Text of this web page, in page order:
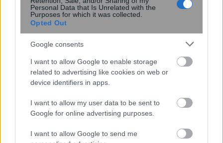
Personal Data that Is Unrelated with the
Purposes for which it was collected.
Opted Out
Google consents
I want to allow Google to enable storage
related to advertising like cookies on web or
device identifiers in apps.
I want to allow my user data to be sent to
Google for online advertising purposes.
I want to allow Google to send me
, 2 Νοεμβρίου 2021